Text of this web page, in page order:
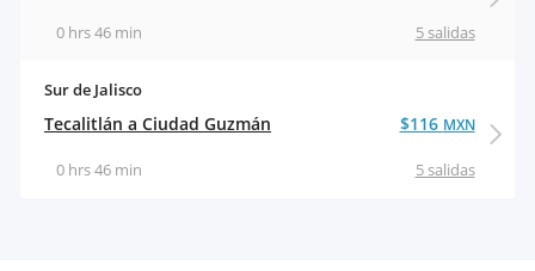
5 salidas
0 hrs 46 min
Sur de Jalisco
Tecalitlán a Ciudad Guzmán
5 salidas
0 hrs 46 min
$116 MXN